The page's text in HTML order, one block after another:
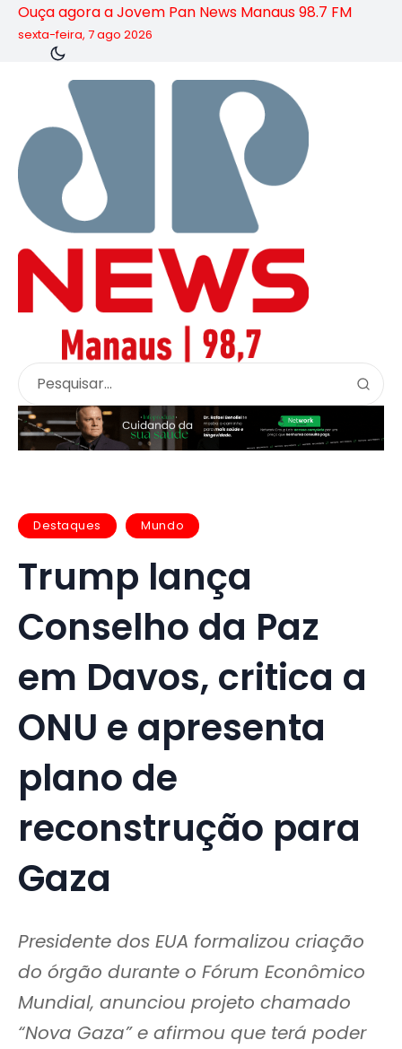
Ouça agora a Jovem Pan News Manaus 98.7 FM
sexta-feira, 7 ago 2026
Destaques Mundo
Trump lança
Conselho da Paz
em Davos, critica a
ONU e apresenta
plano de
reconstrução para
Gaza
Presidente dos EUA formalizou criação
do órgão durante o Fórum Econômico
Mundial, anunciou projeto chamado
“Nova Gaza” e afirmou que terá poder